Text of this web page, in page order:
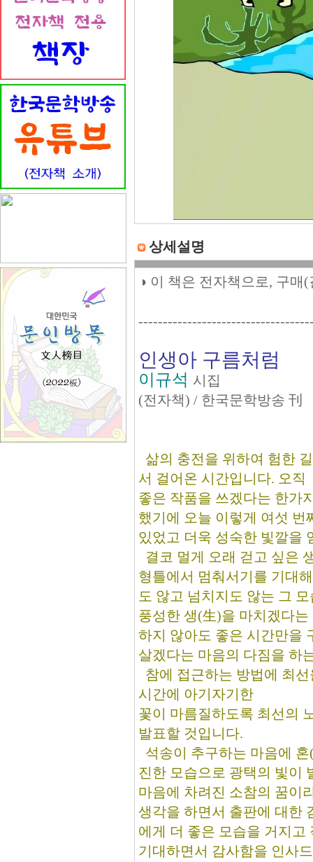
상세설명
◑ 이 책은 전자책으로, 구매
인생아 구름처럼
이규석 시집
(전자책) / 한국문학방송 刊
삶의 충전을 위하여 험한
서 걸어온 시간입니다. 오직
좋은 작품을 쓰겠다는 한가
했기에 오늘 이렇게 여섯
있었고 더욱 성숙한 빛깔을
결코 멀게 오래 걷고 싶은
형틀에서 멈춰서기를 기대
도 않고 넘치지도 않는 그
풍성한 생(生)을 마치겠다
하지 않아도 좋은 시간만을
살겠다는 마음의 다짐을 하
참에 접근하는 방법에 최
시간에 아기자기한
꽃이 마름질하도록 최선의
발표할 것입니다.
석송이 추구하는 마음에
진한 모습으로 광택의 빛이
마음에 차려진 소참의 꿈이
생각을 하면서 출판에 대한
에게 더 좋은 모습을 거지고
기대하면서 감사함을 인사